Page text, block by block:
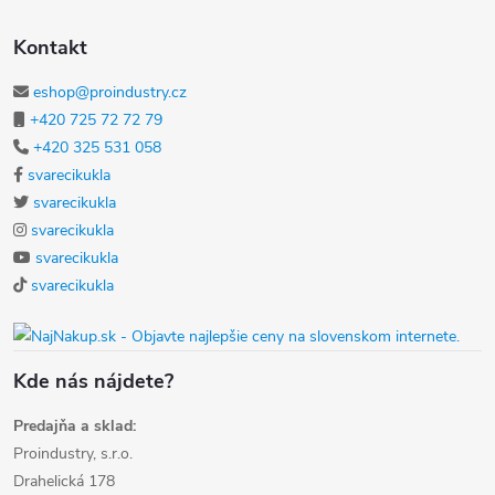
Kontakt
eshop@proindustry.cz
+420 725 72 72 79
+420 325 531 058
svarecikukla
svarecikukla
svarecikukla
svarecikukla
svarecikukla
Kde nás nájdete?
Predajňa a sklad:
Proindustry, s.r.o.
Drahelická 178